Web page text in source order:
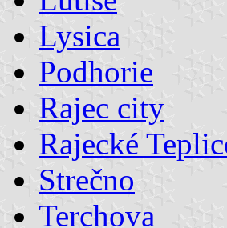
Lysica
Podhorie
Rajec city
Rajecké
Strečno
Terchova